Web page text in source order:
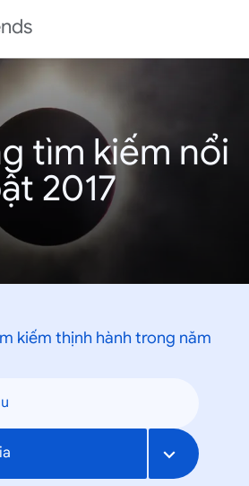
tìm kiếm nổi
2017
kiếm thịnh hành trong năm